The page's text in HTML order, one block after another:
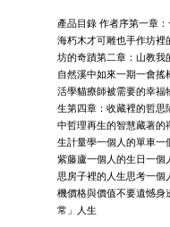
產品目錄 作者序第一章
海朽木才可雕也手作坊裡
坊的奇蹟第二章：山教我
自然溪中如來一期一會搖
活學貓療師被需要的幸福
生第四章：收藏裡的哲思
中哲理再生的智慧藏著的
生計量學一個人的單車一
紫藤廬一個人的生日一個
思房子裡的人生思考一
機價格與價值不要遺憾身
常」人生